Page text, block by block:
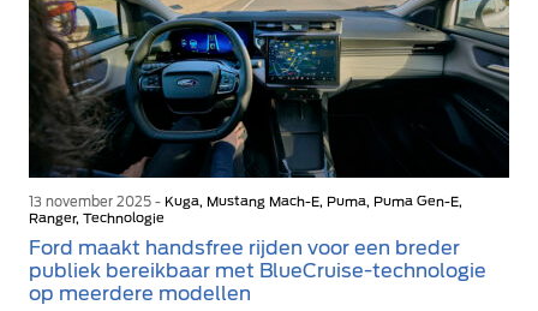
13 november 2025 - Kuga, Mustang Mach-E, Puma, Puma Gen-E,
Ranger, Technologie
Ford maakt handsfree rijden voor een breder
publiek bereikbaar met BlueCruise-technologie
op meerdere modellen